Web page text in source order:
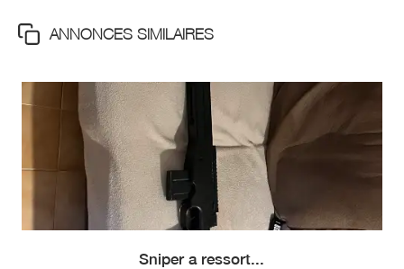
ANNONCES SIMILAIRES
Sniper a ressort...